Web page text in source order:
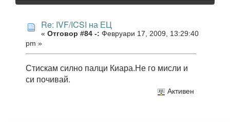
Re: IVF/ICSI на ЕЦ
« Отговор #84 -: Февруари 17, 2009, 13:29:40
pm »
Стискам силно палци Киара.Не го мисли и
си почивай.
Активен